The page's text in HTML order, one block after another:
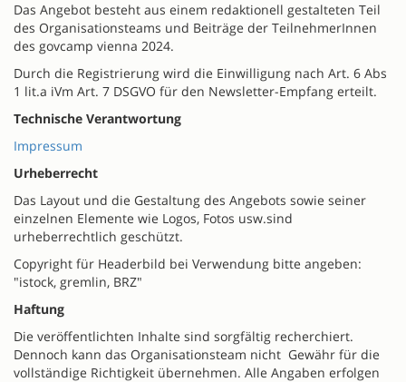
Das Angebot besteht aus einem redaktionell gestalteten Teil
des Organisationsteams und Beiträge der TeilnehmerInnen
des govcamp vienna 2024.
Durch die Registrierung wird die Einwilligung nach Art. 6 Abs
1 lit.a iVm Art. 7 DSGVO für den Newsletter-Empfang erteilt.
Technische Verantwortung
Impressum
Urheberrecht
Das Layout und die Gestaltung des Angebots sowie seiner
einzelnen Elemente wie Logos, Fotos usw.sind
urheberrechtlich geschützt.
Copyright für Headerbild bei Verwendung bitte angeben:
"istock, gremlin, BRZ"
Haftung
Die veröffentlichten Inhalte sind sorgfältig recherchiert.
Dennoch kann das Organisationsteam nicht Gewähr für die
vollständige Richtigkeit übernehmen. Alle Angaben erfolgen